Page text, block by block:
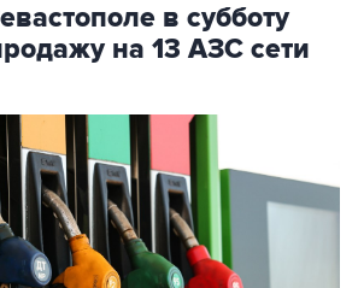
в субботу
на 13 АЗС сети